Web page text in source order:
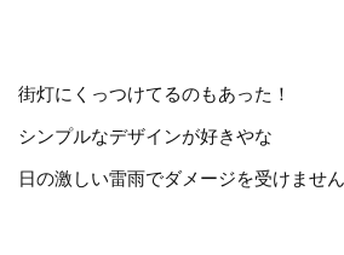
街灯にくっつけてるのもあった！
シンプルなデザインが好きやな
日の激しい雷雨でダメージを受けませ